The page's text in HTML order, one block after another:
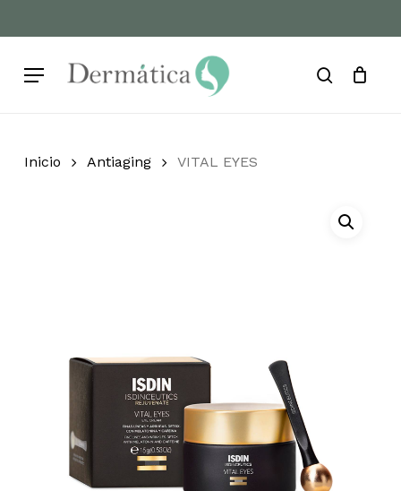
to
content
Menu search
Cart Close
Inicio Antiaging VITAL EYES